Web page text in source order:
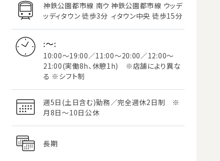
神鉄公園都市線 南ウ
ッディタウン 徒歩3分
神鉄公園都市線 ウッデ
ィタウン中央 徒歩15分
:～:
10:00～19:00／11:00～20:00／12:00～
21:00(実働8h、休憩1h) ※店舗により異な
る ※シフト制
週5日(土日含む)勤務／完全週休2日制 ※
月8日～10日公休
長期